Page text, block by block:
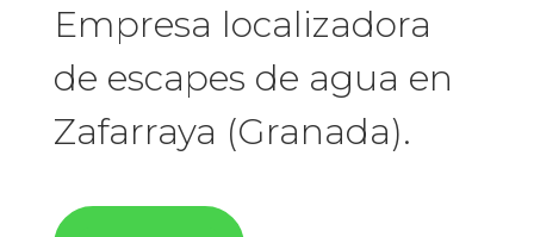
Empresa localizadora
de escapes de agua en
Zafarraya (Granada).